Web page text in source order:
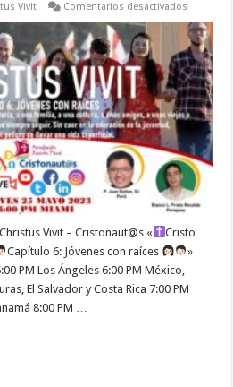
Vivit Comentarios desactivados
JMJ
&
Christus
Vivit,
Capítulo
6:
Jóvenes
con
raíces
–
Mayo
25
de
2023
Christus Vivit – Cristonaut@s «
Cristo
Capítulo 6: Jóvenes con raíces
»
PM Los Ángeles 6:00 PM México,
El Salvador y Costa Rica 7:00 PM
8:00 PM …